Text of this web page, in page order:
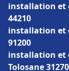
installation et
44210
installation et
91200
installation et
Tolosane 31270